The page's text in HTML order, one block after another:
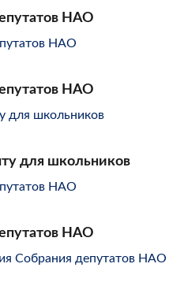
НАО
НАО
для школьников
НАО